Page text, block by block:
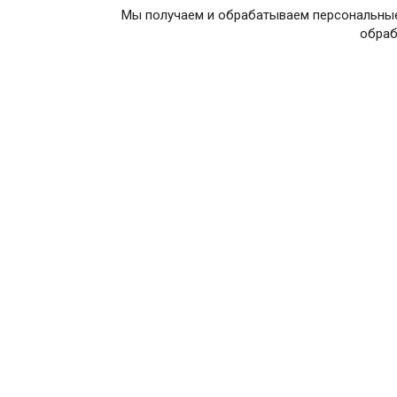
Мы получаем и обрабатываем